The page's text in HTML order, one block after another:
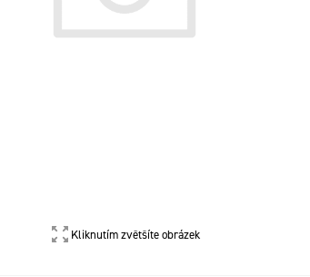
Kliknutím zvětšíte obrázek